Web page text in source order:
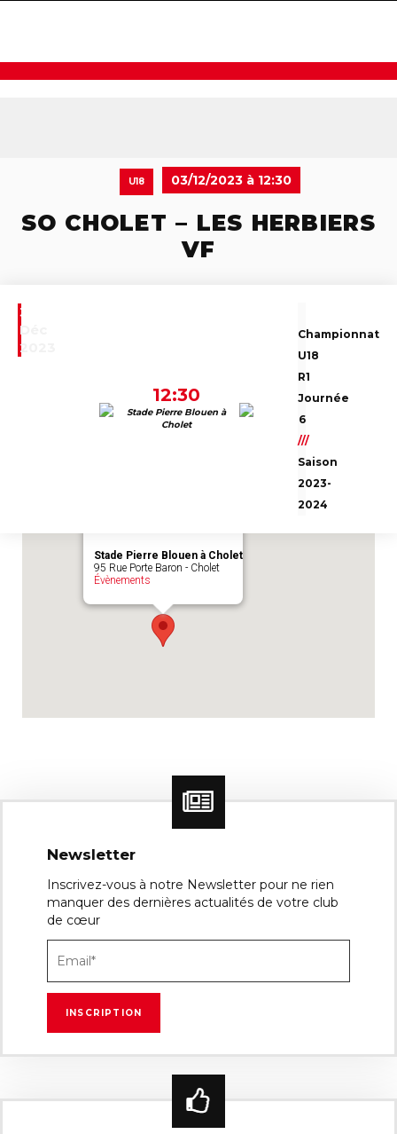
U18 03/12/2023 à 12:30
SO CHOLET – LES HERBIERS
VF
3
Déc
2023
12:30
Stade Pierre Blouen à
Cholet
Championnat
U18
R1
Journée
6
///
Saison
2023-
2024
Emplacement du match : Stade Pierre
Stade Pierre Blouen à Cholet
95 Rue Porte Baron - Cholet
Évènements
Newsletter
Inscrivez-vous à notre Newsletter pour ne rien
manquer des dernières actualités de votre club
de cœur